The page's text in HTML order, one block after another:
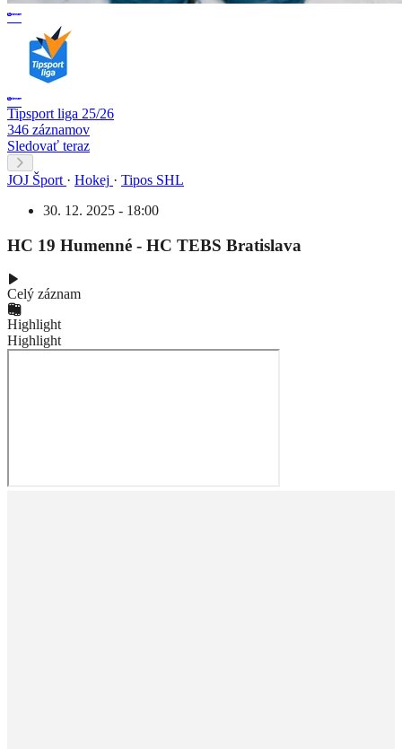
Tipsport liga 25/26
346 záznamov
Sledovať teraz
JOJ Šport · Hokej · Tipos SHL
30. 12. 2025 - 18:00
HC 19 Humenné - HC TEBS Bratislava
Celý záznam
Highlight
Highlight